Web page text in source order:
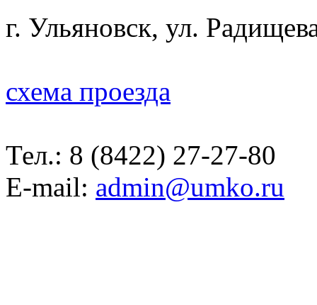
г. Ульяновск, ул.
схема проезда
Тел.: 8 (8422) 27-27-80
E-mail: admin@umko.ru